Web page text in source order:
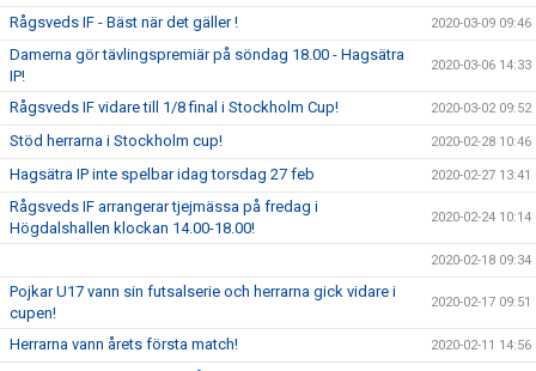
Rågsveds IF - Bäst när det gäller ! 2020-03-09 09:46
Damerna gör tävlingspremiär på söndag 18.00 - Hagsätra
IP!
2020-03-06 14:33
Rågsveds IF vidare till 1/8 final i Stockholm Cup! 2020-03-02 09:52
Stöd herrarna i Stockholm cup! 2020-02-28 10:46
Hagsätra IP inte spelbar idag torsdag 27 feb 2020-02-27 13:41
Rågsveds IF arrangerar tjejmässa på fredag i
Högdalshallen klockan 14.00-18.00!
2020-02-24 10:14
2020-02-18 09:34
Pojkar U17 vann sin futsalserie och herrarna gick vidare i
cupen!
2020-02-17 09:51
Herrarna vann årets första match! 2020-02-11 14:56